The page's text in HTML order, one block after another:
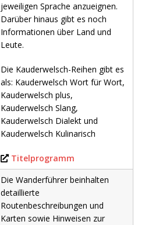
jeweiligen Sprache anzueignen.
Darüber hinaus gibt es noch
Informationen über Land und
Leute.
Die Kauderwelsch-Reihen gibt es
als: Kauderwelsch Wort für Wort,
Kauderwelsch plus,
Kauderwelsch Slang,
Kauderwelsch Dialekt und
Kauderwelsch Kulinarisch
Titelprogramm
Die Wanderführer beinhalten
detaillierte
Routenbeschreibungen und
Karten sowie Hinweisen zur